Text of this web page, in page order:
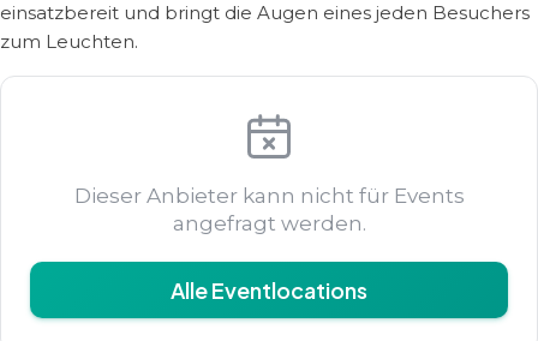
einsatzbereit und bringt die Augen eines jeden Besuchers
zum Leuchten.
Dieser Anbieter kann nicht für Events
angefragt werden.
Alle Eventlocations